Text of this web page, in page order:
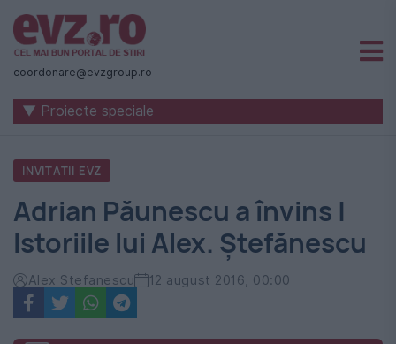
Știri
naționale
internaționale
România
-
Evenimentul
Zilei
coordonare@evzgroup.ro
▼ Proiecte speciale
INVITATII EVZ
Adrian Păunescu a învins |
Istoriile lui Alex. Ştefănescu
Alex Stefanescu 12 august 2016, 00:00